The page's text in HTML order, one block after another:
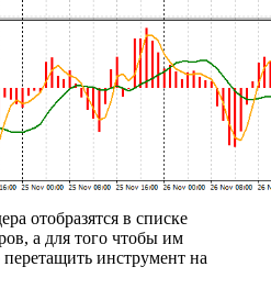
отобразятся в списке
а для того чтобы им
перетащить инструмент на